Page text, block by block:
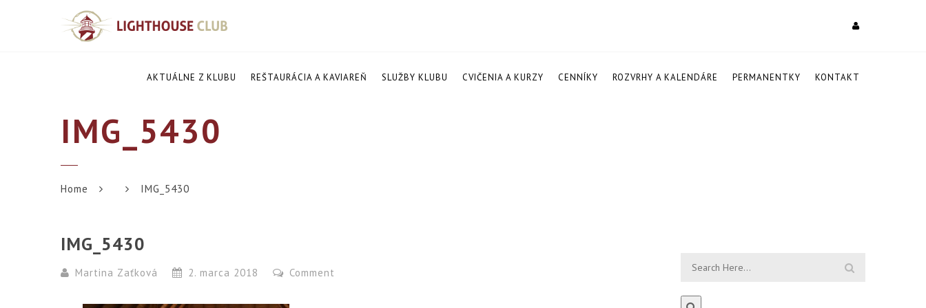
AKTUÁLNE Z KLUBU REŠTAURÁCIA A KAVIAREŇ SLUŽBY KLUBU CVIČENIA A KURZY CENNÍKY ROZVRHY A KALENDÁRE PERMANENTKY KONTAKT
IMG_5430
Home IMG_5430
IMG_5430
Martina Zaťková 2. marca 2018 Comment